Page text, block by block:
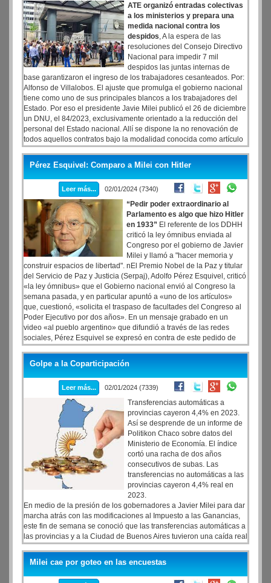
ATE organizó entradas colectivas
a los ministerios y prepara una
medida nacional contra los
despidos, A la espera de las
resoluciones del Consejo Directivo
Nacional para impedir 7 mil
despidos las juntas internas de
base garantizaron el ingreso de los trabajadores cesanteados. Por:
Alfonso de Villalobos. El ajuste que promulga el gobierno nacional
tiene como uno de sus principales blancos a los trabajadores del
Estado. Por eso el presidente Javie Milei publicó el 26 de diciembre
un DNU, el 84/2023, exclusivamente orientado a la reducción del
personal del Estado nacional. Allí se dispone la no renovación de
todos aquellos contratos bajo la modalidad conocida como artículo
9 de la ley marco que hubieran sido firmados durante el año 2023 y,
a la vez, la renovación de aquellos que hubieran ingresado bajo
esa modalidad previamente por un período de 90 días durante los
cuales entrarán en un proceso de revisión. Según estimaciones
gremiales, el DNU afecta a una primera tanda de siete mil
trabajadores del Estado Nacional a la vez que cuestiona la
continuidad de lo que podría llegar hasta dos tercios de los
empleados públicos nacionales.
Pérez Esquivel: Comparo a Milei con Hitler
Leer más... 02/01/2024 (7340)
“Pedir poder extraordinario al
Parlamento es algo que hizo Hitler
en 1933” El referente de los DDHH
criticó la ley ómnibus enviada al
Congreso por el gobierno de Javier
Milei y llamó a "hacer memoria y
construir espacios de libertad". nEl Premio Nobel de la Paz y titular
del Servicio de Paz y Justicia (Serpaj), Adolfo Pérez Esquivel, criticó
«la ley ómnibus» que el Gobierno nacional envió al Congreso la
semana pasada, y en particular apuntó a «uno de los artículos»
que, cuestionó, «solicita el traspaso de facultades del Congreso al
Poder Ejecutivo por dos años». En un mensaje grabado en un
video «al pueblo argentino» que difundió a través de las redes
sociales, Pérez Esquivel se expresó en contra de este pedido de
traspaso de facultades y llamó a «hacer memoria y construir
espacios de libertad».
Golpe a la Coparticipación
Leer más... 02/01/2024 (7339)
Transferencias automáticas a
provincias cayeron 4,4% en 2023.
Así se desprende de un informe de
Politikon Chaco sobre datos del
Ministerio de Economía. El índice
cortó una racha de dos años
consecutivos de subas. Las
transferencias no automáticas a las
provincias cayeron 4,4% real en
2023.
En medio de la presión de los gobernadores a Javier Milei para dar
marcha atrás con las modificaciones al Impuesto a las Ganancias,
este fin de semana se conoció que las transferencias automáticas a
las provincias y a la Ciudad de Buenos Aires tuvieron una caída real
del 4,4% durante 2023. En términos nominales, en cambio, el índice
marcó un incremento del 120% respecto al cierre del 2022. La
información se desprende de un informe de la consultora Politikon
Chaco en base a datos de la Dirección Nacional de Asuntos
Milei cae por goteo en las encuestas